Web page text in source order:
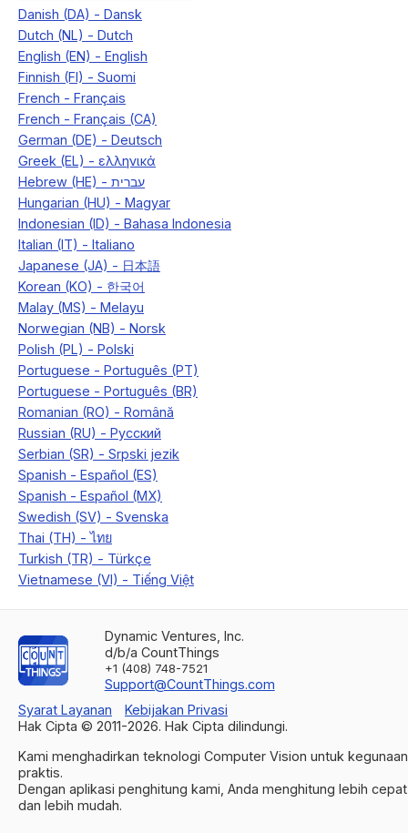
Dynamic Ventures, Inc.
d/b/a CountThings
+1 (408) 748-7521
Support@CountThings.com
Syarat Layanan
Kebijakan Privasi
Hak Cipta © 2011-2026. Hak Cipta dilindungi.
Kami menghadirkan teknologi Computer Vision untuk kegunaan
praktis.
Dengan aplikasi penghitung kami, Anda menghitung lebih cepat
dan lebih mudah.